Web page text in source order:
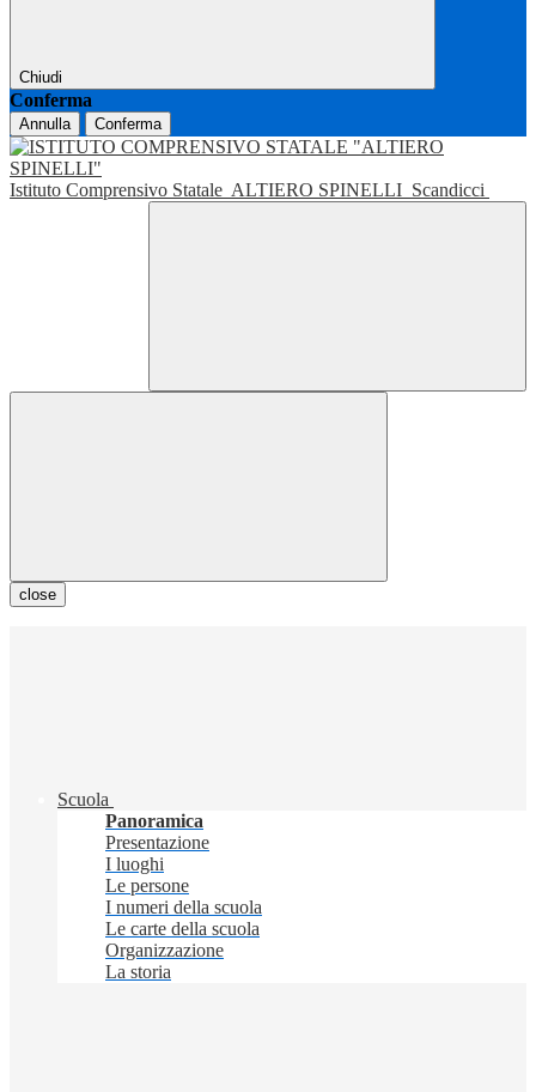
Chiudi
Conferma
Annulla Conferma
Istituto Comprensivo Statale ALTIERO SPINELLI Scandicci
close
Scuola
Panoramica
Presentazione
I luoghi
Le persone
I numeri della scuola
Le carte della scuola
Organizzazione
La storia